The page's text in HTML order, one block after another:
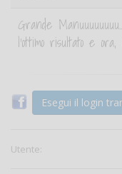
Grande
l'ottimo risultato e
Esegui il login
Utente: